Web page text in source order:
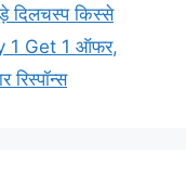
दिलचस्प किस्से
1 Get 1 ऑफर,
रिस्पॉन्स